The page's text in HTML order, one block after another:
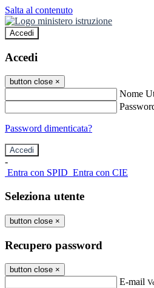
Salta al contenuto
Accedi
Accedi
button close ×
Nome
Password dimenticata?
-
Entra con SPID Entra con CIE
Seleziona utente
button close ×
Recupero password
button close ×
E-mail